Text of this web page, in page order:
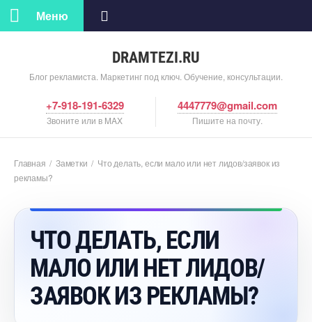
DRAMTEZI.RU
Блог рекламиста. Маркетинг под ключ. Обучение, консультации.
Меню
+7-918-191-6329
Звоните или в MAX
4447779@gmail.com
Пишите на почту.
Главная / Заметки / Что делать, если мало или нет лидов/заявок из
рекламы?
ЧТО ДЕЛАТЬ, ЕСЛИ
МАЛО ИЛИ НЕТ ЛИДОВ/
ЗАЯВОК ИЗ РЕКЛАМЫ?